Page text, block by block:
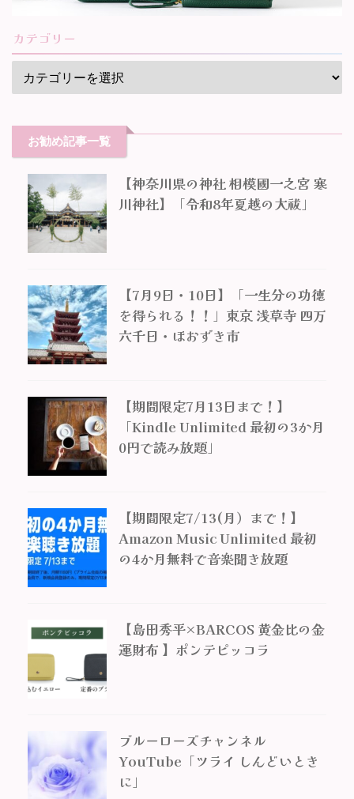
カテゴリー
お勧め記事一覧
【神奈川県の神社 相模國一之宮 寒
川神社】「令和8年夏越の大祓」
【7月9日・10日】「一生分の功徳
を得られる！！」東京 浅草寺 四万
六千日・ほおずき市
【期間限定7月13日まで！】
「Kindle Unlimited 最初の3か月
0円で読み放題」
【期間限定7/13(月）まで！】
Amazon Music Unlimited 最初
の4か月無料で音楽聞き放題
【島田秀平×BARCOS 黄金比の金
運財布 】ポンテピッコラ
ブルーローズチャンネル
YouTube「ツライ しんどいとき
に」